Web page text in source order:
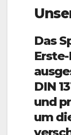
Das
DIN
und
um